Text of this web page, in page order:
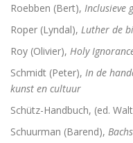
Roebben (Bert), Inclusieve
Roper (Lyndal), Luther de
Roy (Olivier), Holy
Schmidt (Peter), In de
kunst en cultuur
Schütz-Handbuch, (ed.
Schuurman (Barend),